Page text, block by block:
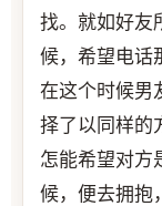
找。就如好友
候，希望电话
在这个时候男
择了以同样的
怎能希望对方
候，便去拥抱